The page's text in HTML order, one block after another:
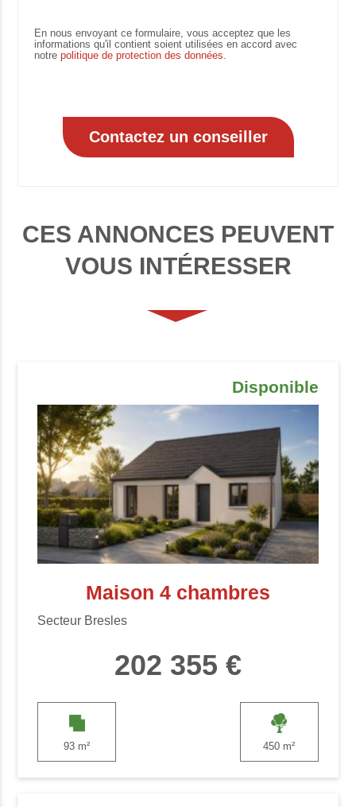
En nous envoyant ce formulaire, vous acceptez que les
informations qu'il contient soient utilisées en accord avec
notrepolitique de protection des données
CES ANNONCES PEUVENT
VOUS INTÉRESSER
Disponible
Maison 4 chambres
Secteur Bresles
202 355 €
93 m² 450 m²